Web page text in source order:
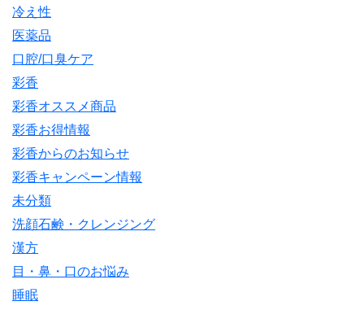
冷え性
医薬品
口腔/口臭ケア
彩香
彩香オススメ商品
彩香お得情報
彩香からのお知らせ
彩香キャンペーン情報
未分類
洗顔石鹸・クレンジング
漢方
目・鼻・口のお悩み
睡眠